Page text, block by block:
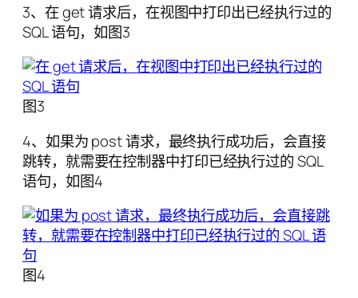
3、在 get 请求后，在视图中打印出已经执行过的
SQL 语句，如图3
图3
4、如果为 post 请求，最终执行成功后，会直接
跳转，就需要在控制器中打印已经执行过的 SQL
语句，如图4
图4